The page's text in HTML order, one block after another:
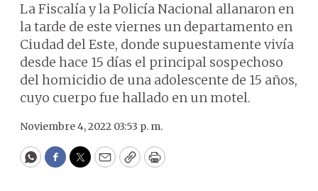
La Fiscalía y la Policía Nacional allanaron en
la tarde de este viernes un departamento en
Ciudad del Este, donde supuestamente vivía
desde hace 15 días el principal sospechoso
del homicidio de una adolescente de 15 años,
cuyo cuerpo fue hallado en un motel.
Noviembre 4, 2022 03:53 p. m.
WhatsApp
Facebook
Twitter
EmailCopyPrint